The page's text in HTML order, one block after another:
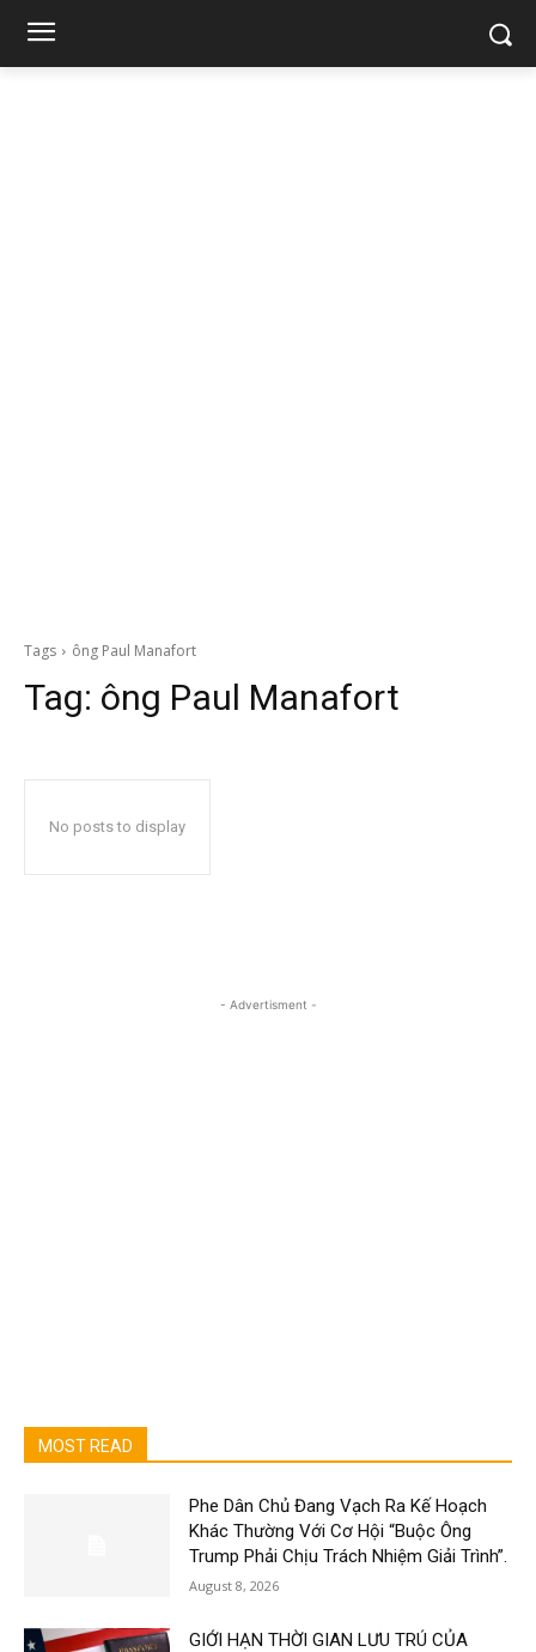
Tags ông Paul Manafort
Tag: ông Paul Manafort
No posts to display
- Advertisment -
MOST READ
Phe Dân Chủ Đang Vạch Ra Kế Hoạch
Khác Thường Với Cơ Hội “Buộc Ông
Trump Phải Chịu Trách Nhiệm Giải Trình”.
August 8, 2026
GIỚI HẠN THỜI GIAN LƯU TRÚ CỦA